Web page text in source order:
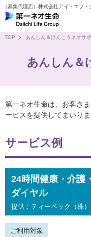
［募集代理店］ 株式会社アイ・エフ・
TOP あんしん＆けんこうネオサ
あんしん＆
第一ネオ生命は、お客さ
ービスを提供してまいりま
サービス例
24時間健康・介護
ダイヤル
提供：ティーペック（株）
ご利用対象